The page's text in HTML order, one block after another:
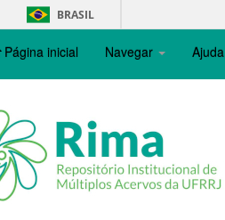
BRASIL
Página inicial Navegar Ajuda